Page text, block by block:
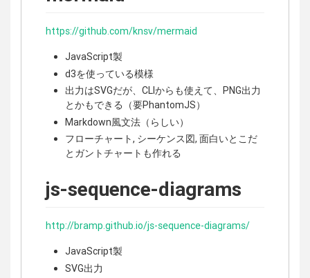
https://github.com/knsv/mermaid
JavaScript製
d3を使っている模様
出力はSVGだが、CLIからも使えて、PNG出力
とかもできる（要PhantomJS）
Markdown風文法（らしい）
フローチャート, シーケンス図, 面白いとこだ
とガントチャートも作れる
js-sequence-diagrams
http://bramp.github.io/js-sequence-diagrams/
JavaScript製
SVG出力